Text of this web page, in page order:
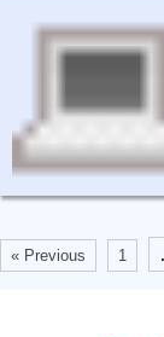
« Previous 1